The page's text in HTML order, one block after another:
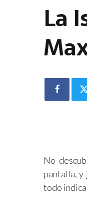
La
No
pantalla, y
todo